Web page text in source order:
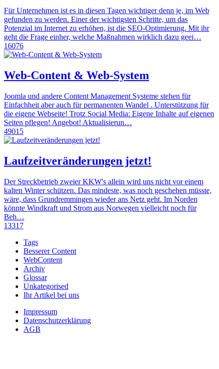
Für Unternehmen ist es in diesen Tagen wichtiger denn je, im Web
gefunden zu werden. Einer der wichtigsten Schritte, um das
Potenzial im Internet zu erhöhen, ist die SEO-Optimierung. Mit ihr
geht die Frage einher, welche Maßnahmen wirklich dazu geei…
16076
Web-Content & Web-System
Joomla und andere Content Management Systeme stehen für
Einfachheit aber auch für permanenten Wandel . Unterstützung für
die eigene Webseite! Trotz Social Media: Eigene Inhalte auf eigenen
Seiten pflegen! Angebot! Aktualisierun…
49015
Laufzeitveränderungen jetzt!
Der Streckbetrieb zweier KKW's allein wird uns nicht vor einem
kalten Winter schützen. Das mindeste, was noch geschehen müsste,
wäre, dass Grundremmingen wieder ans Netz geht. Im Norden
könnte Windkraft und Strom aus Norwegen vielleicht noch für
Beh…
13317
Tags
Besserer Content
WebContent
Archiv
Glossar
Unkategorised
Ihr Artikel bei uns
Impressum
Datenschutzerklärung
AGB